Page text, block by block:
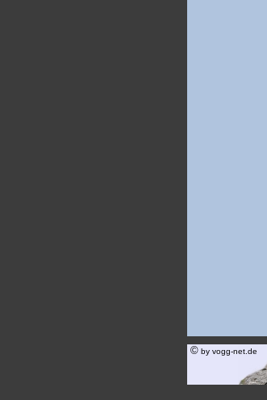
©by vogg-net.de